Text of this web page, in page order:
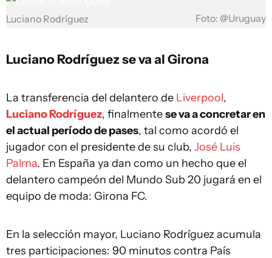
Luciano Rodríguez Foto: @Uruguay
Luciano Rodríguez se va al Girona
La transferencia del delantero de Liverpool,
Luciano Rodríguez, finalmentese va a concretar en
el actual período de pases, tal como acordó el
jugador con el presidente de su club, José Luis
Palma. En España ya dan como un hecho que el
delantero campeón del Mundo Sub 20 jugará en el
equipo de moda: Girona FC.
En la selección mayor, Luciano Rodríguez acumula
tres participaciones: 90 minutos contra País